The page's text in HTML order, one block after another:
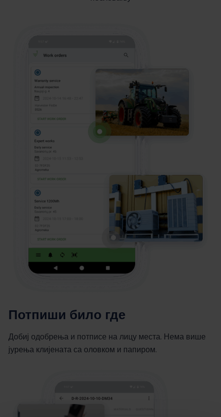
Потпиши било где
Добиј одобрења и потписе на лицу места. Нема више
јурења клијената са оловком и папиром.